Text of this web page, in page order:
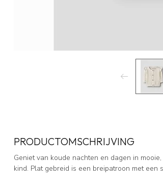
PRODUCTOMSCHRIJVING
Geniet van koude nachten en dagen in
kind. Plat gebreid is een breipatroon met een